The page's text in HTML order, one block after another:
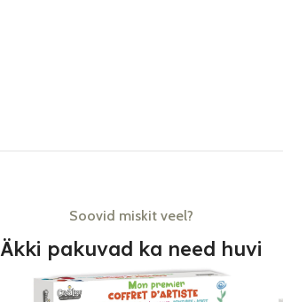
Soovid miskit veel?
Äkki pakuvad ka need huvi